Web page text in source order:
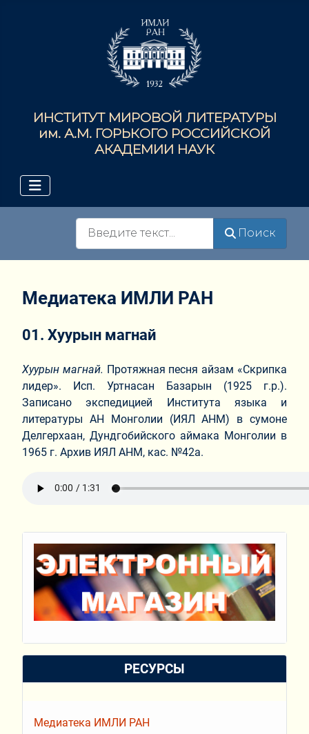
ИНСТИТУТ МИРОВОЙ ЛИТЕРАТУРЫ
им. А.М. ГОРЬКОГО РОССИЙСКОЙ
АКАДЕМИИ НАУК
Поиск
Медиатека ИМЛИ РАН
01. Хуурын магнай
Хуурын магнай. Протяжная песня айзам «Скрипка
лидер». Исп. Уртнасан Базарын (1925 г.р.).
Записано экспедицией Института языка и
литературы АН Монголии (ИЯЛ АНМ) в сумоне
Делгерхаан, Дундгобийского аймака Монголии в
1965 г. Архив ИЯЛ АНМ, кас. №42а.
РЕСУРСЫ
Медиатека ИМЛИ РАН